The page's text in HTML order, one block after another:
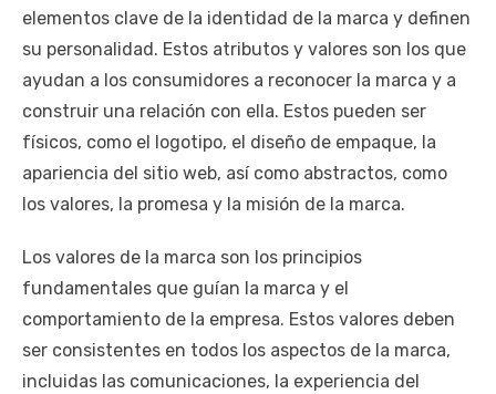
elementos clave de la identidad de la marca y definen
su personalidad. Estos atributos y valores son los que
ayudan a los consumidores a reconocer la marca y a
construir una relación con ella. Estos pueden ser
físicos, como el logotipo, el diseño de empaque, la
apariencia del sitio web, así como abstractos, como
los valores, la promesa y la misión de la marca.
Los valores de la marca son los principios
fundamentales que guían la marca y el
comportamiento de la empresa. Estos valores deben
ser consistentes en todos los aspectos de la marca,
incluidas las comunicaciones, la experiencia del